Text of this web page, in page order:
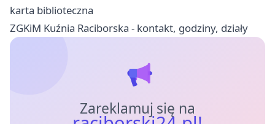
karta biblioteczna
ZGKiM Kuźnia Raciborska - kontakt, godziny, działy
Zareklamuj się na